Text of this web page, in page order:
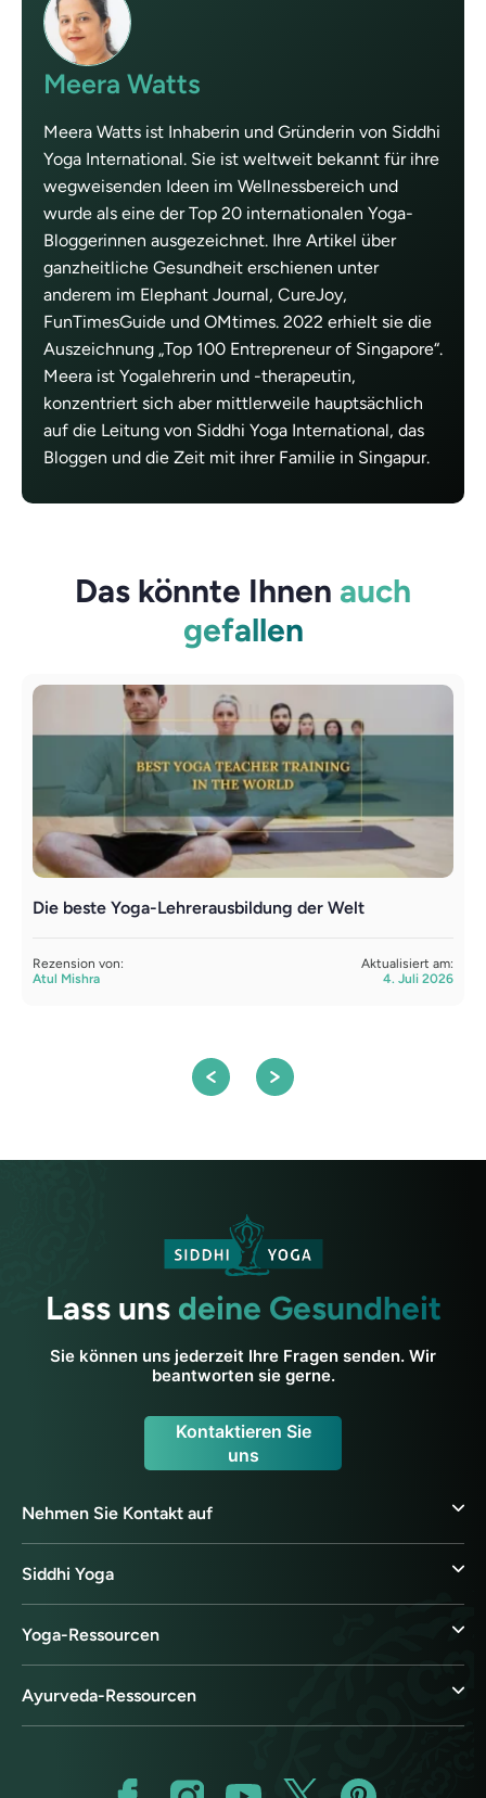
Meera Watts
Meera Watts ist Inhaberin und Gründerin von Siddhi
Yoga International. Sie ist weltweit bekannt für ihre
wegweisenden Ideen im Wellnessbereich und
wurde als eine der Top 20 internationalen Yoga-
Bloggerinnen ausgezeichnet. Ihre Artikel über
ganzheitliche Gesundheit erschienen unter
anderem im Elephant Journal, CureJoy,
FunTimesGuide und OMtimes. 2022 erhielt sie die
Auszeichnung „Top 100 Entrepreneur of Singapore“.
Meera ist Yogalehrerin und -therapeutin,
konzentriert sich aber mittlerweile hauptsächlich
auf die Leitung von Siddhi Yoga International, das
Bloggen und die Zeit mit ihrer Familie in Singapur.
Das könnte Ihnen auch
gefallen
Die beste Yoga-Lehrerausbildung der Welt
Rezension von:
Atul Mishra
Aktualisiert am:
4. Juli 2026
Lass uns deine Gesundheit
Sie können uns jederzeit Ihre Fragen senden. Wir
beantworten sie gerne.
Kontaktieren Sie
uns
Nehmen Sie Kontakt auf
Siddhi Yoga
Yoga-Ressourcen
Ayurveda-Ressourcen